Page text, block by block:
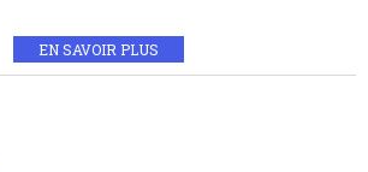
EN SAVOIR PLUS